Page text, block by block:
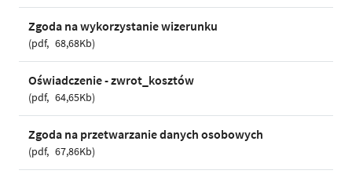
Zgoda na wykorzystanie wizerunku
pdf 68,68Kb
Oświadczenie - zwrot_kosztów
pdf 64,65Kb
Zgoda na przetwarzanie danych osobowych
pdf 67,86Kb